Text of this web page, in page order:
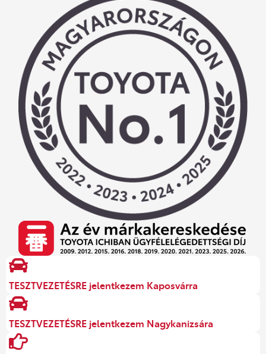
TESZTVEZETÉSRE jelentkezem Kaposvárra
TESZTVEZETÉSRE jelentkezem Nagykanizsára